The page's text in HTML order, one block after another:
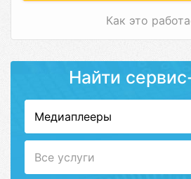
Как это
Найти
Медиаплееры
Все услуги